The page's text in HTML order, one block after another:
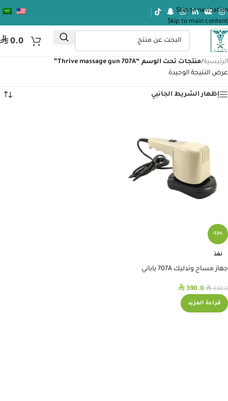
Skip to navigation
Skip to main content
⃁ 0.0
الرئيسية/منتجات تحت الوسم “Thrive massage gun 707A”
عرض النتيجة الوحيدة
إظهار الشريط الجانبي
-13%
نفذ
جهاز مساج وتدليك 707A ياباني
⃁450.0
⃁ 390.0
قراءة المزيد